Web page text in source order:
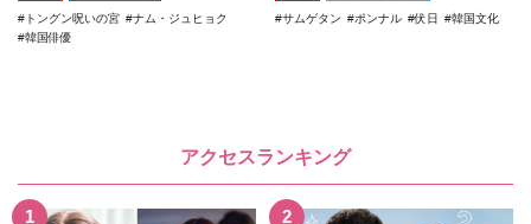
トングン呪いの宮
ナム・ジュヒョク
韓国俳優
サムゲタン ポンナル 伏日 韓国文化
アクセスランキング